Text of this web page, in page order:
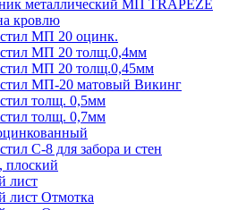
металлический МП TRAPEZE
кровлю
МП 20 оцинк.
МП 20 толщ.0,4мм
МП 20 толщ.0,45мм
МП-20 матовый Викинг
толщ. 0,5мм
толщ. 0,7мм
С-8 для забора и стен
плоский
лист
лист Отмотка